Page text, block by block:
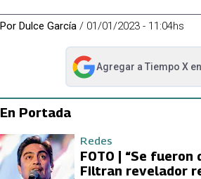
Por Dulce García / 01/01/2023 - 11:04hs
Agregar a Tiempo X
abre en nueva pestaña
En Portada
Redes
FOTO | “Se fueron
Filtran revelador